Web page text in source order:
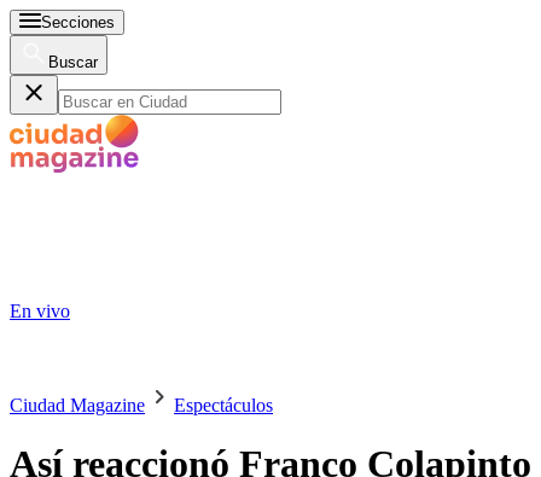
Secciones
Buscar
En vivo
Ciudad Magazine Espectáculos
Así reaccionó Franco Colapinto